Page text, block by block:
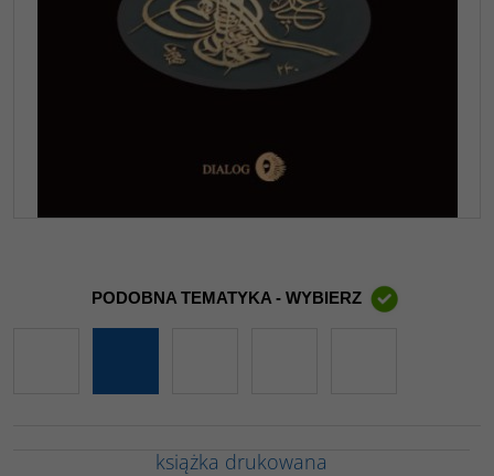
PODOBNA TEMATYKA - WYBIERZ
książka drukowana